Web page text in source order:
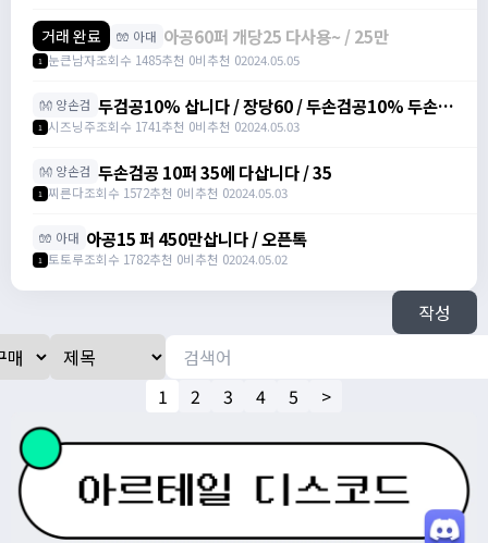
거래 완료 🧤 아대 아공60퍼 개당25 다사용~ / 25만
1 눈큰남자조회수 1485추천 0비추천 02024.05.05
👐 양손검 두검공10% 삽니다 / 장당60 / 두손검공10% 두손검
공격력 주문서 10% /
1 시즈닝주조회수 1741추천 0비추천 02024.05.03
👐 양손검 두손검공 10퍼 35에 다삽니다 / 35
1 찌른다조회수 1572추천 0비추천 02024.05.03
🧤 아대 아공15 퍼 450만삽니다 / 오픈톡
1 토토루조회수 1782추천 0비추천 02024.05.02
작성
1 2 3 4 5 >